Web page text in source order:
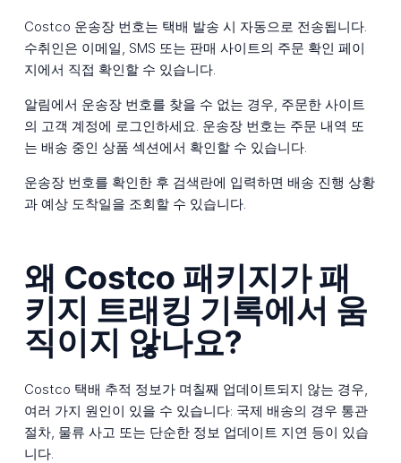
Costco 운송장 번호는 택배 발송 시 자동으로 전송됩니다.
수취인은 이메일, SMS 또는 판매 사이트의 주문 확인 페이
지에서 직접 확인할 수 있습니다.
알림에서 운송장 번호를 찾을 수 없는 경우, 주문한 사이트
의 고객 계정에 로그인하세요. 운송장 번호는 주문 내역 또
는 배송 중인 상품 섹션에서 확인할 수 있습니다.
운송장 번호를 확인한 후 검색란에 입력하면 배송 진행 상황
과 예상 도착일을 조회할 수 있습니다.
왜 Costco 패키지가 패
키지 트래킹 기록에서 움
직이지 않나요?
Costco 택배 추적 정보가 며칠째 업데이트되지 않는 경우,
여러 가지 원인이 있을 수 있습니다: 국제 배송의 경우 통관
절차, 물류 사고 또는 단순한 정보 업데이트 지연 등이 있습
니다.